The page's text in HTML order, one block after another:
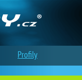
Profily